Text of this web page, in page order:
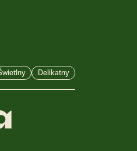
Delikatny